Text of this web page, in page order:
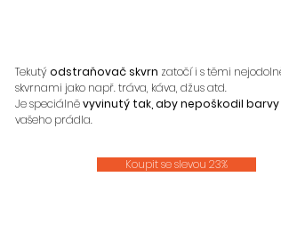
Tekutýodstraňovač skvrn zatočí i s těmi
skvrnami jako např. tráva, káva, džus atd.
Je speciálněvyvinutý tak, aby nepoškodil barvy
vašeho prádla.
Koupit se slevou 23%